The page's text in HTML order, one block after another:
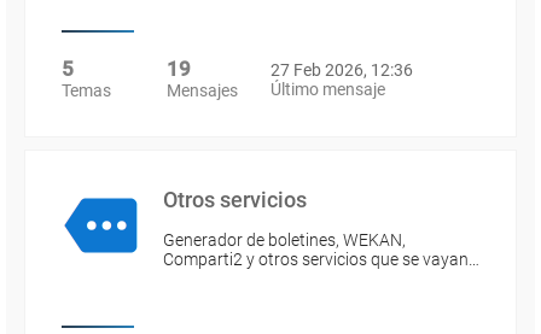
5
Temas
19
Mensajes
27 Feb 2026, 12:36
Último mensaje
Otros servicios
Generador de boletines, WEKAN,
Comparti2 y otros servicios que se vayan…